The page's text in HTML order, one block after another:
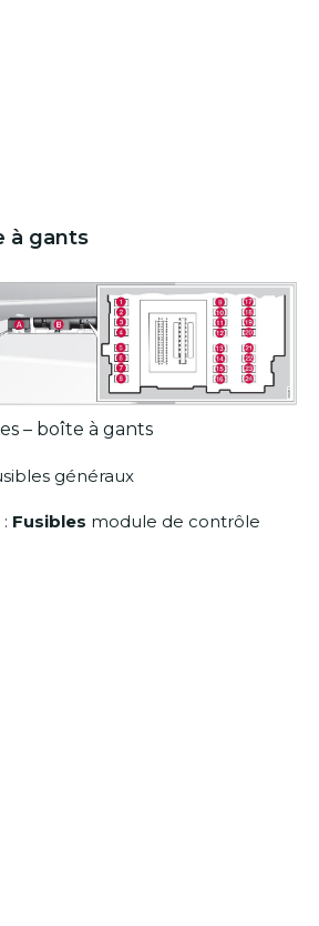
à gants
– boîte à gants
généraux
: Fusibles module de contrôle